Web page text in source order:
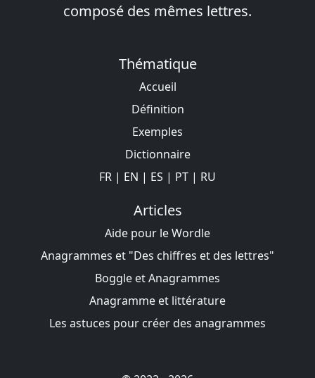
composé des mêmes lettres.
Thématique
Accueil
Définition
Exemples
Dictionnaire
FR | EN | ES | PT | RU
Articles
Aide pour le Wordle
Anagrammes et "Des chiffres et des lettres"
Boggle et Anagrammes
Anagramme et littérature
Les astuces pour créer des anagrammes